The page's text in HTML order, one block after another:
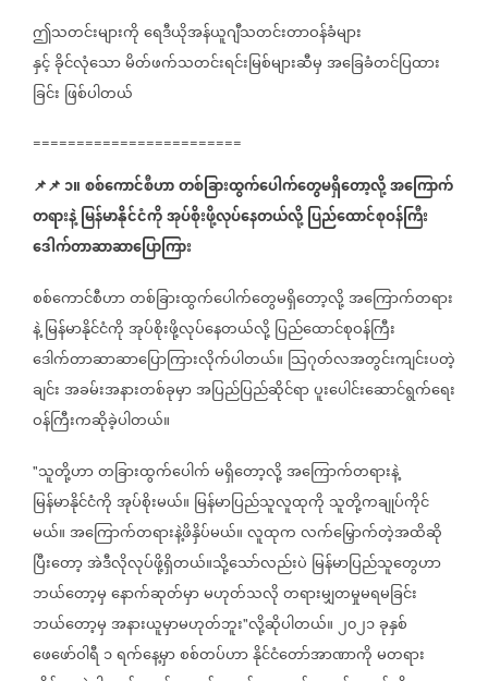
ဤသတင်းများကိုရေဒီယိုအန်ယူဂျီသတင်းတာဝန်ခံများ
နှင့်ခိုင်လုံသောမိတ်ဖက်သတင်းရင်းမြစ်များဆီမှအခြေခံတင်ပြထား
ခြင်း ဖြစ်ပါတယ်
========================
📌📌၁။စစ်ကောင်စီဟာတစ်ခြားထွက်ပေါက်တွေမရှိတော့လို့အကြောက်
တရားနဲ့မြန်မာနိုင်ငံကိုအုပ်စိုးဖို့လုပ်နေတယ်လို့ပြည်ထောင်စုဝန်ကြီး
ဒေါက်တာဆာဆာပြောကြား
စစ်ကောင်စီဟာတစ်ခြားထွက်ပေါက်တွေမရှိတော့လို့အကြောက်တရား
နဲ့မြန်မာနိုင်ငံကိုအုပ်စိုးဖို့လုပ်နေတယ်လို့ပြည်ထောင်စုဝန်ကြီး
ဒေါက်တာဆာဆာပြောကြားလိုက်ပါတယ်။ သြဂုတ်လအတွင်းကျင်းပတဲ့
ချင်းအခမ်းအနားတစ်ခုမှာအပြည်ပြည်ဆိုင်ရာပူးပေါင်းဆောင်ရွက်ရေး
ဝန်ကြီးကဆိုခဲ့ပါတယ်။
"သူတို့ဟာတခြားထွက်ပေါက်မရှိတော့လို့အကြောက်တရားနဲ့
မြန်မာနိုင်ငံကိုအုပ်စိုးမယ်။ မြန်မာပြည်သူလူထုကို သူတို့ကချုပ်ကိုင်
မယ်။အကြောက်တရားနဲ့ဖိနှိပ်မယ်။လူထုကလက်မြှောက်တဲ့အထိဆို
ပြီးတော့အဲဒီလိုလုပ်ဖို့ရှိတယ်။သို့သော်လည်းပဲ မြန်မာပြည်သူတွေဟာ
ဘယ်တော့မှနောက်ဆုတ်မှာမဟုတ်သလိုတရားမျှတမှုမရမခြင်း
ဘယ်တော့မှအနားယူမှာမဟုတ်ဘူး"လို့ဆိုပါတယ်။၂၀၂၁ခုနှစ်
ဖေဖော်ဝါရီ ၁ရက်နေ့မှာစစ်တပ်ဟာနိုင်ငံတော်အာဏာကိုမတရား